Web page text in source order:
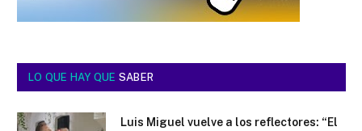
LO QUE HAY QUE SABER
Luis Miguel vuelve a los reflectores: “El